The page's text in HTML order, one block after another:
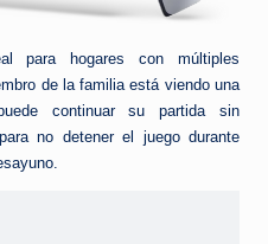
para hogares con múltiples
de la familia está viendo una
continuar su partida sin
no detener el juego durante